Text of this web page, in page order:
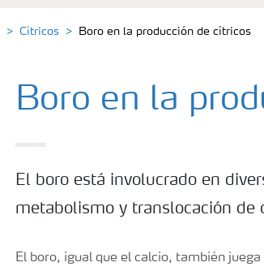
Ecuador
Cítricos Boro en la producción de cítricos
Boro en la
El boro está involucrado en
metabolismo y translocación de
El boro, igual que el calcio, también